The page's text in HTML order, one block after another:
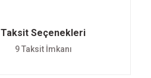
Taksit Seçenekleri
9 Taksit İmkanı